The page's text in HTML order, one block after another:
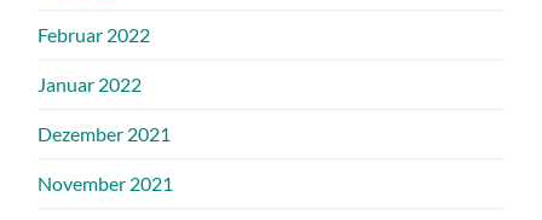
Februar 2022
Januar 2022
Dezember 2021
November 2021